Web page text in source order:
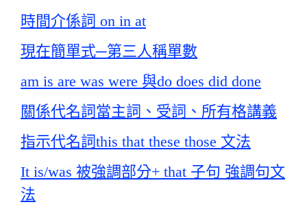
時間介係詞 on in at
現在簡單式─第三人稱單數
am is are was were 與do does did done
關係代名詞當主詞、受詞、所有格講義
指示代名詞this that these those 文法
It is/was 被強調部分+ that 子句 強調句文
法